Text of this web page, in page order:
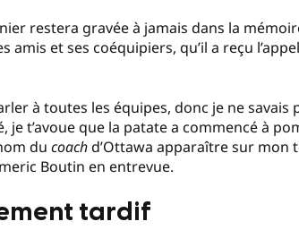
restera gravée à jamais dans la
amis et ses coéquipiers, qu’il a reçu
à toutes les équipes, donc je ne
t’avoue que la patate a commencé à
du coachd’Ottawa apparaître sur mon
Boutin en entrevue.
tardif